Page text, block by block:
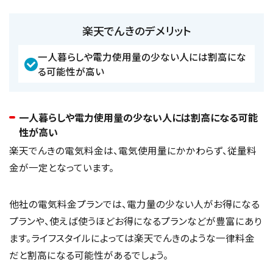
楽天でんきのデメリット
一人暮らしや電力使用量の少ない人には割高にな
る可能性が高い
一人暮らしや電力使用量の少ない人には割高になる可能
性が高い
楽天でんきの電気料金は、電気使用量にかかわらず、従量料
金が一定となっています。
他社の電気料金プランでは、電力量の少ない人がお得になる
プランや、使えば使うほどお得になるプランなどが豊富にあり
ます。ライフスタイルによっては楽天でんきのような一律料金
だと割高になる可能性があるでしょう。